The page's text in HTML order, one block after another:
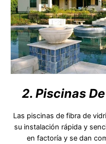
2. Piscinas
Las piscinas de fibra de
su instalación rápida y
en factoría y se dan